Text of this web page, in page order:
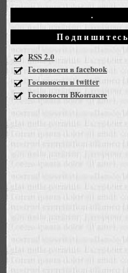
.
Подпишитесь
RSS 2.0
Госновости в facebook
Госновости в twitter
Госновости ВКонтакте